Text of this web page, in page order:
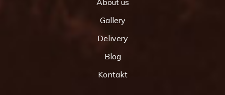
About us
Gallery
Delivery
Blog
Kontakt